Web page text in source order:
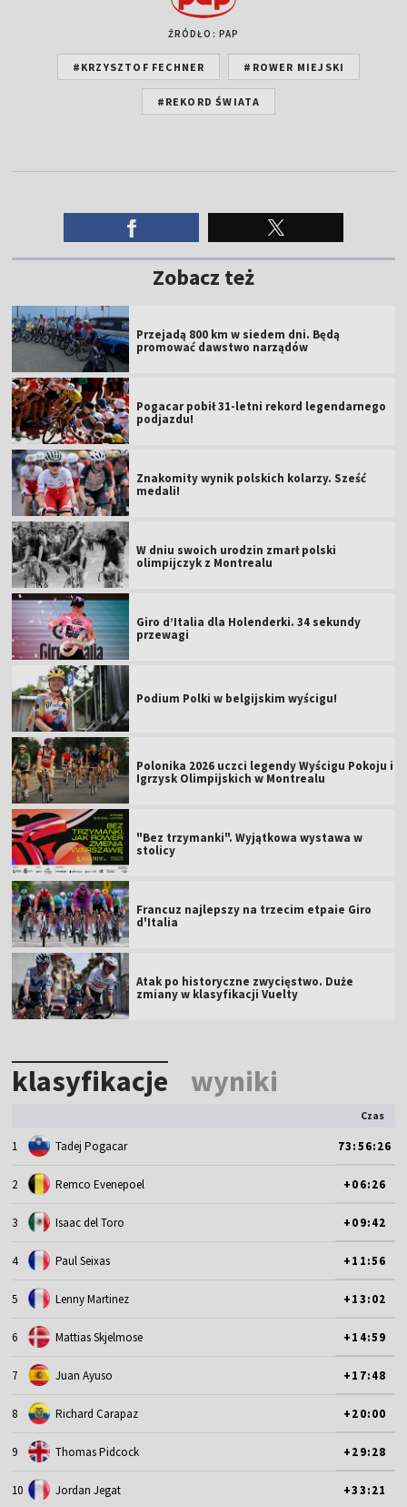
ŹRÓDŁO: PAP
#KRZYSZTOF FECHNER #ROWER MIEJSKI
#REKORD ŚWIATA
Zobacz też
Przejadą 800 km w siedem dni. Będą
promować dawstwo narządów
Pogacar pobił 31-letni rekord legendarnego
podjazdu!
Znakomity wynik polskich kolarzy. Sześć
medali!
W dniu swoich urodzin zmarł polski
olimpijczyk z Montrealu
Giro d’Italia dla Holenderki. 34 sekundy
przewagi
Podium Polki w belgijskim wyścigu!
Polonika 2026 uczci legendy Wyścigu Pokoju i
Igrzysk Olimpijskich w Montrealu
"Bez trzymanki". Wyjątkowa wystawa w
stolicy
Francuz najlepszy na trzecim etpaie Giro
d'Italia
Atak po historyczne zwycięstwo. Duże
zmiany w klasyfikacji Vuelty
klasyfikacje wyniki
Czas
1 Tadej Pogacar 73:56:26
2 Remco Evenepoel +06:26
3 Isaac del Toro +09:42
4 Paul Seixas +11:56
5 Lenny Martinez +13:02
6 Mattias Skjelmose +14:59
7 Juan Ayuso +17:48
8 Richard Carapaz +20:00
9 Thomas Pidcock +29:28
10 Jordan Jegat +33:21